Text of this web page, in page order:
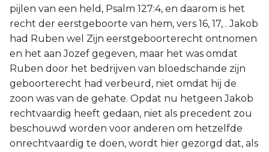
pijlen van een held, Psalm 127:4, en daarom is het
recht der eerstgeboorte van hem, vers 16, 17, . Jakob
had Ruben wel Zijn eerstgeboorterecht ontnomen
en het aan Jozef gegeven, maar het was omdat
Ruben door het bedrijven van bloedschande zijn
geboorterecht had verbeurd, niet omdat hij de
zoon was van de gehate. Opdat nu hetgeen Jakob
rechtvaardig heeft gedaan, niet als precedent zou
beschouwd worden voor anderen om hetzelfde
onrechtvaardig te doen, wordt hier gezorgd dat, als